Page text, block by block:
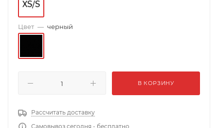
Цвет — черный
В КОРЗИНУ
Рассчитать доставку
Самовывоз сегодня - бесплатно